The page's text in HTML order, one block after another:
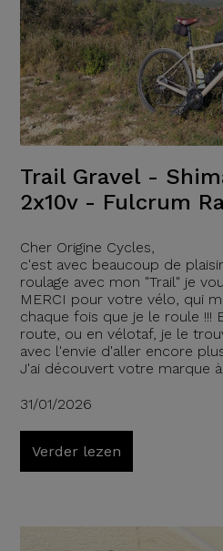
Trail Gravel -
2x10v - Fulcrum
Cher Origine Cycles,
c'est avec beaucoup de
roulage avec mon "Trail" je
MERCI pour votre vélo, qui
chaque fois que je le roule !!!
route, ou en vélotaf, je le
avec l'envie d'aller encore
J'ai découvert votre marque à
31/01/2026
Verder lezen